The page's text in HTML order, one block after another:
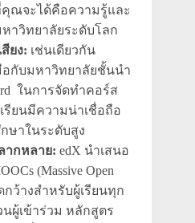
ณจะได้คือความรู้และ
วิทยาลัยระดับโลก
ยง: เช่นเดียวกัน
อกับมหาวิทยาลัยชั้นนำ
ในการจัดทำคอร์ส
รียนมีความน่าเชื่อถือ
ษาในระดับสูง
ากหลาย: edX นำเสนอ
(Massive Open
ดกว้างสำหรับผู้เรียนทุก
ผู้เข้าร่วม หลักสูตร